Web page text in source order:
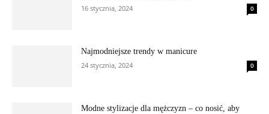
16 stycznia, 2024
0
Najmodniejsze trendy w manicure
24 stycznia, 2024
0
Modne stylizacje dla mężczyzn – co nosić, aby